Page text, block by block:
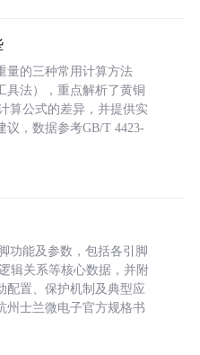
量的三种常用计算方法
具法），重点解析了黄铜
算公式的差异，并提供实
议，数据参考GB/T 4423-
功能及参数，包括各引脚
辑关系等核心数据，并附
配置、保护机制及典型应
州士兰微电子官方规格书